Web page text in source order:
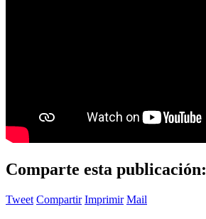
Comparte esta publicación:
Tweet Compartir Imprimir Mail